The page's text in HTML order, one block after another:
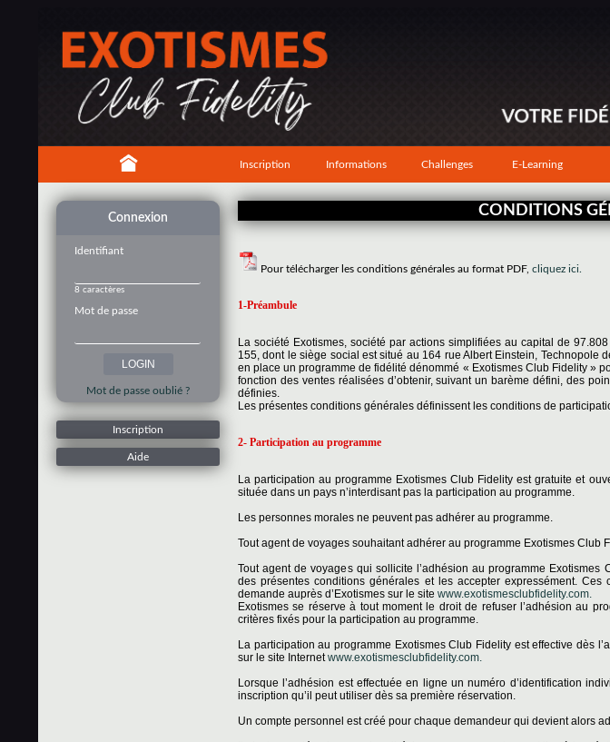
Inscription Informations Challenges E-Learning
Connexion
Identifiant
8 caractères
Mot de passe
Mot de passe oublié ?
Inscription
Aide
CONDITIONS
Pour télécharger les conditions générales au format PDF, cliquez ici.
1-Préambule
La société Exotismes, société par actions simplifiées au capital de
155, dont le siège social est situé au 164 rue Albert Einstein, Technopole
en place un programme de fidélité dénommé « Exotismes Club Fidelity »
fonction des ventes réalisées d’obtenir, suivant un barème défini, des
définies.
Les présentes conditions générales définissent les conditions de
2- Participation au programme
La participation au programme Exotismes Club Fidelity est gratuite et
située dans un pays n’interdisant pas la participation au programme.
Les personnes morales ne peuvent pas adhérer au programme.
Tout agent de voyages souhaitant adhérer au programme Exotismes Club
Tout agent de voyages qui sollicite l’adhésion au programme
des présentes conditions générales et les accepter expressément.
demande auprès d’Exotismes sur le site www.exotismesclubfidelity.com.
Exotismes se réserve à tout moment le droit de refuser l’adhésion au
critères fixés pour la participation au programme.
La participation au programme Exotismes Club Fidelity est effective dès
sur le site Internetwww.exotismesclubfidelity.com.
Lorsque l’adhésion est effectuée en ligne un numéro d’identification
inscription qu’il peut utiliser dès sa première réservation.
Un compte personnel est créé pour chaque demandeur qui devient alors